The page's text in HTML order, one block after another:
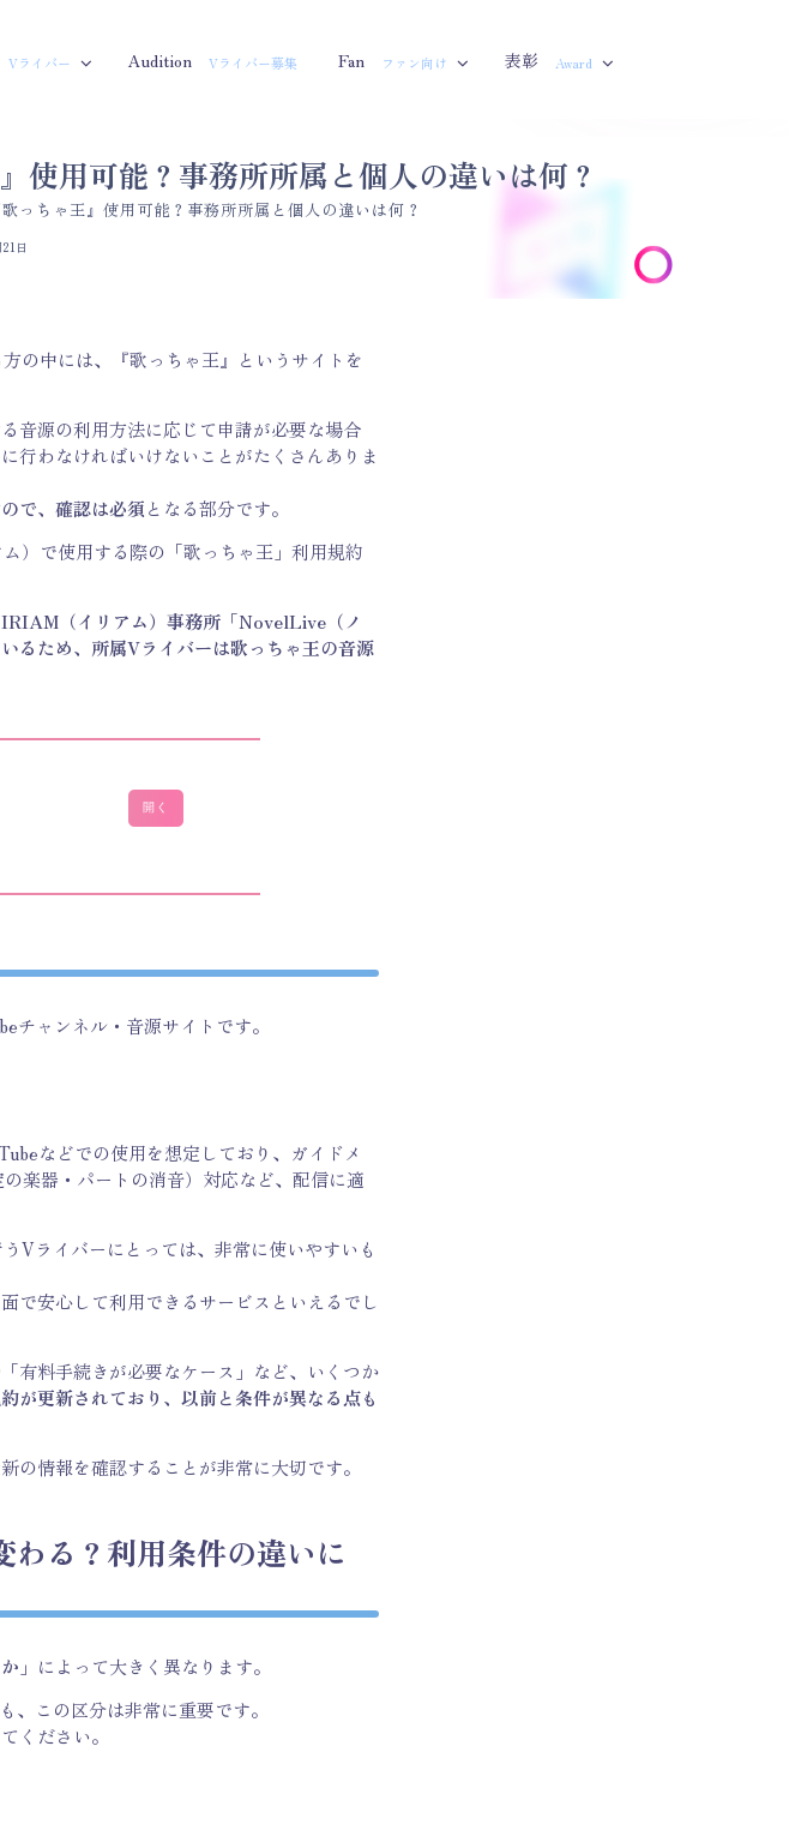
Vライバー Audition Vライバー募集 Fan ファン向け 表彰 Award
用可能？事務所所属と個人の違いは何？
っちゃ王』使用可能？事務所所属と個人の違いは何？
日
の中には、『歌っちゃ王』というサイトを
音源の利用方法に応じて申請が必要な場合
行わなければいけないことがたくさんありま
で、確認は必須となる部分です。
）で使用する際の「歌っちゃ王」利用規約
（イリアム）事務所「NovelLive（ノ
るため、所属Vライバーは歌っちゃ王の音源
開く
チャンネル・音源サイトです。
などでの使用を想定しており、ガイドメ
楽器・パートの消音）対応など、配信に適
Vライバーにとっては、非常に使いやすいも
で安心して利用できるサービスといえるでし
有料手続きが必要なケース」など、いくつか
が更新されており、以前と条件が異なる点も
の情報を確認することが非常に大切です。
る？利用条件の違いに
」 によって大きく異なります。
、この区分は非常に重要です。
ください。